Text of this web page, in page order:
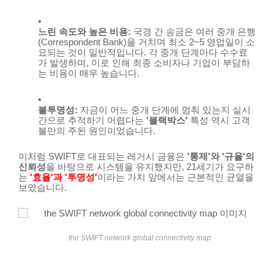
느린 속도와 높은 비용: 국경 간 송금은 여러 중개 은행
(Correspondent Bank)을 거치며 최소 2~5 영업일이 소
요되는 것이 일반적입니다. 각 중개 단계마다 수수료
가 발생하며, 이로 인해 최종 소비자나 기업이 부담하
는 비용이 매우 높습니다.
불투명성: 자금이 어느 중개 단계에 멈춰 있는지 실시
간으로 추적하기 어렵다는 '블랙박스' 특성 역시 고객
불만의 주된 원인이었습니다.
이처럼 SWIFT로 대표되는 레거시 금융은 '통제'와 '규율'의
신뢰성을 바탕으로 시스템을 유지했지만, 21세기가 요구하
는 '효율'과 '투명성'이라는 가치 앞에서는 근본적인 균열을
보였습니다.
the SWIFT network global connectivity map